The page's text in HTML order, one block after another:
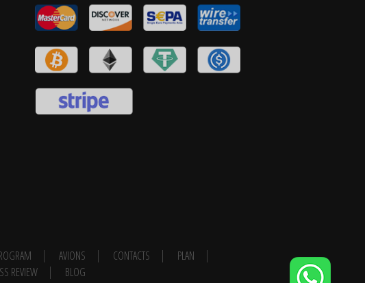
AVIONS CONTACTS
PLAN
REVIEW BLOG